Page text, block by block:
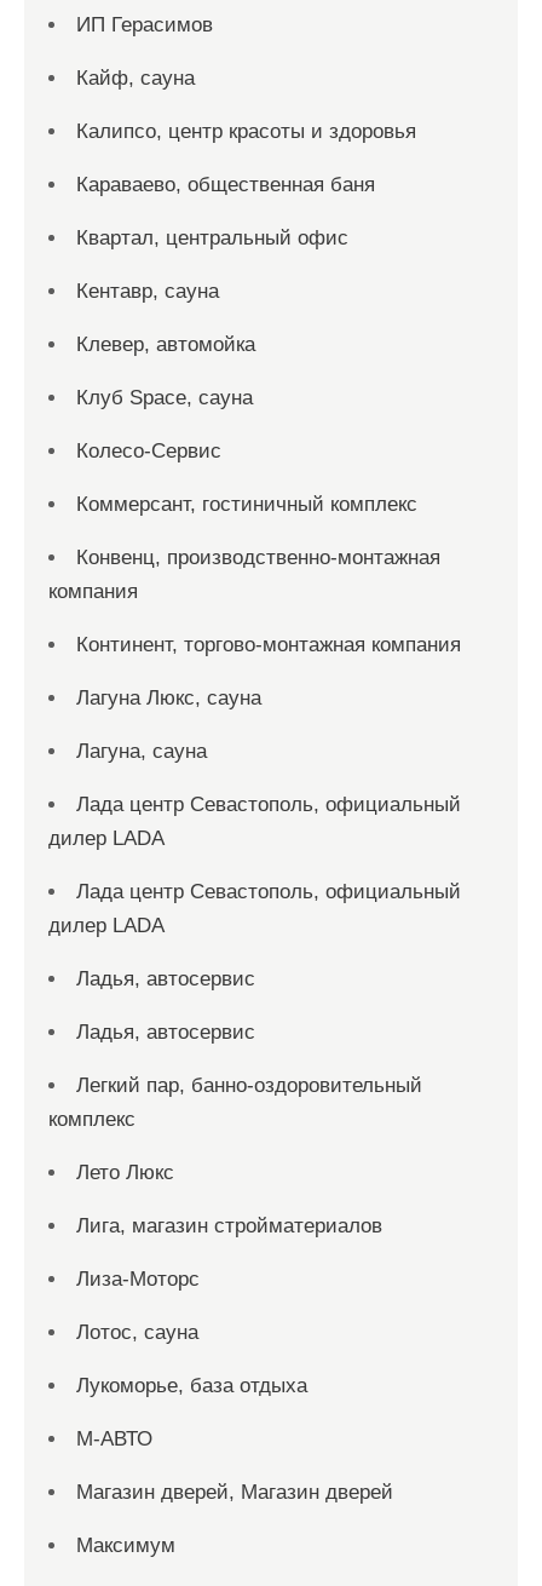
ИП Герасимов
Кайф, сауна
Калипсо, центр красоты и здоровья
Караваево, общественная баня
Квартал, центральный офис
Кентавр, сауна
Клевер, автомойка
Клуб Space, сауна
Колесо-Сервис
Коммерсант, гостиничный комплекс
Конвенц, производственно-монтажная
компания
Континент, торгово-монтажная компания
Лагуна Люкс, сауна
Лагуна, сауна
Лада центр Севастополь, официальный
дилер LADA
Лада центр Севастополь, официальный
дилер LADA
Ладья, автосервис
Ладья, автосервис
Легкий пар, банно-оздоровительный
комплекс
Лето Люкс
Лига, магазин стройматериалов
Лиза-Моторс
Лотос, сауна
Лукоморье, база отдыха
М-АВТО
Магазин дверей, Магазин дверей
Максимум